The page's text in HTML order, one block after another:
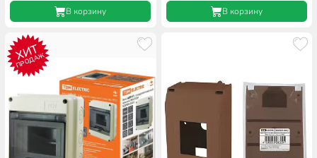
В корзину В корзину
ХИТ
ПРОДАЖ